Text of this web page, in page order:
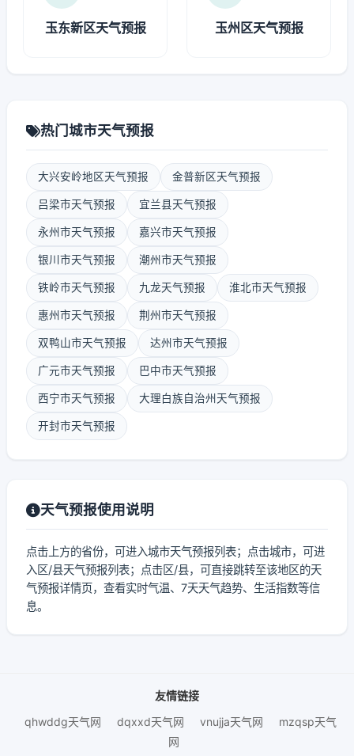
玉东新区天气预报 玉州区天气预报
热门城市天气预报
大兴安岭地区天气预报 金普新区天气预报
吕梁市天气预报 宜兰县天气预报
永州市天气预报 嘉兴市天气预报
银川市天气预报 潮州市天气预报
铁岭市天气预报 九龙天气预报 淮北市天气预报
惠州市天气预报 荆州市天气预报
双鸭山市天气预报 达州市天气预报
广元市天气预报 巴中市天气预报
西宁市天气预报 大理白族自治州天气预报
开封市天气预报
天气预报使用说明
点击上方的省份，可进入城市天气预报列表；点击城市，可进
入区/县天气预报列表；点击区/县，可直接跳转至该地区的天
气预报详情页，查看实时气温、7天天气趋势、生活指数等信
息。
友情链接
qhwddg天气网
dqxxd天气网 vnujja天气网
mzqsp天气
网